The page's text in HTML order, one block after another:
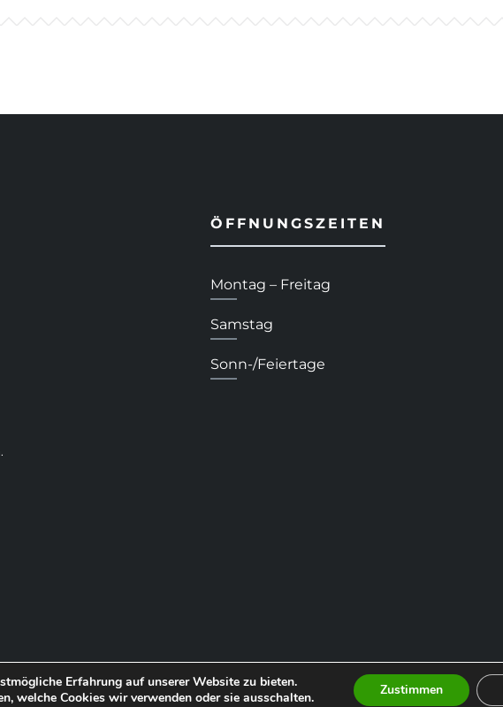
ÖFFNUNGSZEITEN
Montag – Freitag
Samstag
Sonn-/Feiertage
Erfahrung auf unserer Website zu bieten.
welche Cookies wir verwenden oder sie ausschalten. Zustimmen